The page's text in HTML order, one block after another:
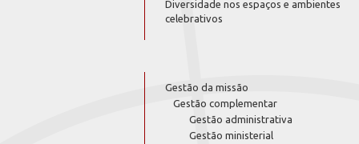
Diversidade nos espaços e ambientes
celebrativos
Gestão da missão
Gestão complementar
Gestão administrativa
Gestão ministerial